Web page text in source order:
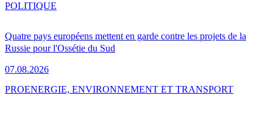
Quatre pays européens mettent en garde contre les projets de la
Russie pour l'Ossétie du Sud
07.08.2026
POLITIQUE
PROENERGIE, ENVIRONNEMENT ET TRANSPORT